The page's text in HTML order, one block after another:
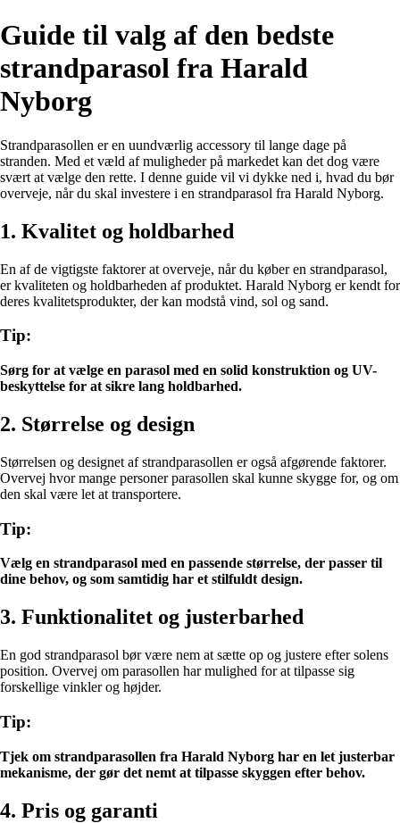
Guide til valg af den bedste
strandparasol fra Harald
Nyborg
Strandparasollen er en uundværlig accessory til lange dage på
stranden. Med et væld af muligheder på markedet kan det dog være
svært at vælge den rette. I denne guide vil vi dykke ned i, hvad du bør
overveje, når du skal investere i en strandparasol fra Harald Nyborg.
1. Kvalitet og holdbarhed
En af de vigtigste faktorer at overveje, når du køber en strandparasol,
er kvaliteten og holdbarheden af produktet. Harald Nyborg er kendt for
deres kvalitetsprodukter, der kan modstå vind, sol og sand.
Tip:
Sørg for at vælge en parasol med en solid konstruktion og UV-
beskyttelse for at sikre lang holdbarhed.
2. Størrelse og design
Størrelsen og designet af strandparasollen er også afgørende faktorer.
Overvej hvor mange personer parasollen skal kunne skygge for, og om
den skal være let at transportere.
Tip:
Vælg en strandparasol med en passende størrelse, der passer til
dine behov, og som samtidig har et stilfuldt design.
3. Funktionalitet og justerbarhed
En god strandparasol bør være nem at sætte op og justere efter solens
position. Overvej om parasollen har mulighed for at tilpasse sig
forskellige vinkler og højder.
Tip:
Tjek om strandparasollen fra Harald Nyborg har en let justerbar
mekanisme, der gør det nemt at tilpasse skyggen efter behov.
4. Pris og garanti